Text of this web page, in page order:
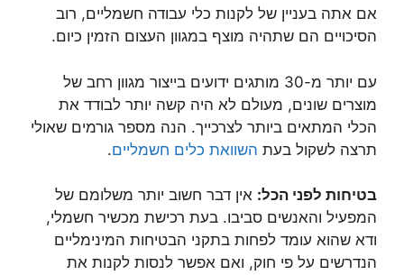
אם אתה בעניין של לקנות כלי עבודה חשמליים, רוב
הסיכויים הם שתהיה מוצף במגוון העצום הזמין כיום.
עם יותר מ-30 מותגים ידועים בייצור מגוון רחב של
מוצרים שונים, מעולם לא היה קשה יותר לבודד את
הכלי המתאים ביותר לצרכייך. הנה מספר גורמים שאולי
תרצה לשקול בעת השוואת כלים חשמליים.
בטיחות לפני הכל: אין דבר חשוב יותר משלומם של
המפעיל והאנשים סביבו. בעת רכישת מכשיר חשמלי,
ודא שהוא עומד לפחות בתקני הבטיחות המינימליים
הנדרשים על פי חוק, ואם אפשר לנסות לקנות את